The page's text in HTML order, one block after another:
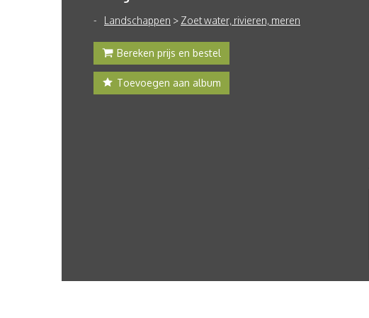
Landschappen > Zoet water, rivieren, meren
Bereken prijs en bestel
Toevoegen aan album